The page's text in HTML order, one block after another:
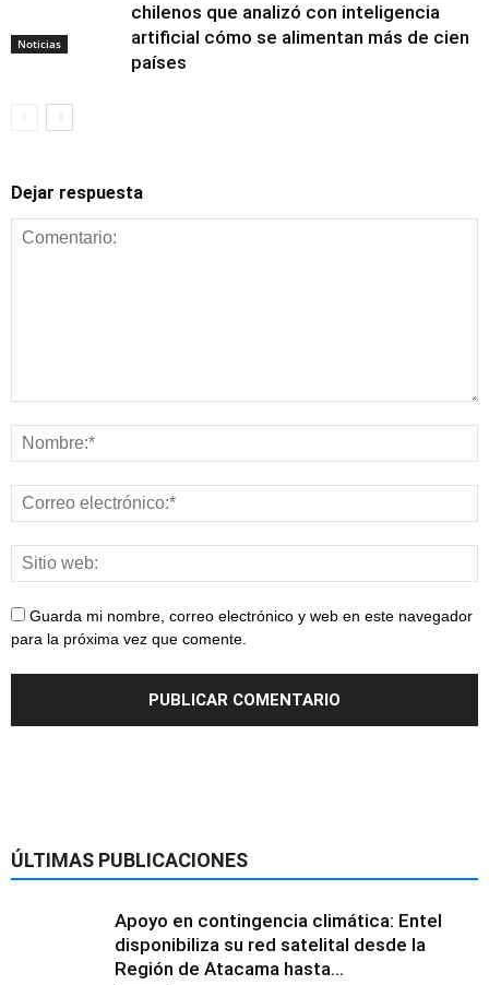
Noticias
Alimentación y
nutrición
chilenos que analizó con inteligencia
artificial cómo se alimentan más de cien
países
Dejar respuesta
Guarda mi nombre, correo electrónico y web en este navegador
para la próxima vez que comente.
ÚLTIMAS PUBLICACIONES
Apoyo en contingencia climática: Entel
disponibiliza su red satelital desde la
Región de Atacama hasta...